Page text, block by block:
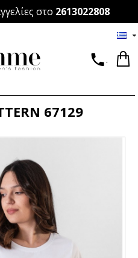
στο 2613022808
.
67129